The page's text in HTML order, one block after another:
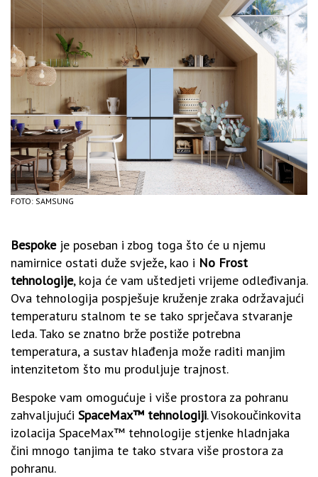
FOTO: SAMSUNG
Bespokeje poseban i zbog toga što će u njemu
namirnice ostati duže svježe, kao i No Frost
tehnologije, koja će vam uštedjeti vrijeme odleđivanja.
Ova tehnologija pospješuje kruženje zraka održavajući
temperaturu stalnom te se tako sprječava stvaranje
leda. Tako se znatno brže postiže potrebna
temperatura, a sustav hlađenja može raditi manjim
intenzitetom što mu produljuje trajnost.
Bespoke vam omogućuje i više prostora za pohranu
zahvaljujući SpaceMax™ tehnologiji. Visokoučinkovita
izolacija SpaceMax™ tehnologije stjenke hladnjaka
čini mnogo tanjima te tako stvara više prostora za
pohranu.